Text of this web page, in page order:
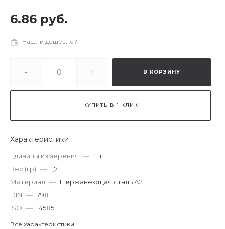
6.86 руб.
Нашли дешевле?
- + В КОРЗИНУ
КУПИТЬ В 1 КЛИК
Характеристики
Единицы измерения — шт
Вес (гр) — 1,7
Материал — Нержавеющая сталь А2
DIN — 7981
ISO — 14585
Все характеристики